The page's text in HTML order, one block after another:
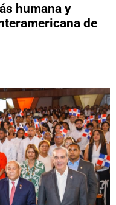
humana y
de